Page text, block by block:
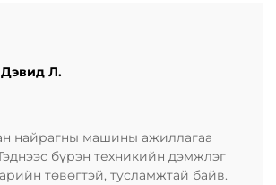
Дэвид Л.
найрагны машины ажиллагаа
бүрэн техникийн дэмжлэг
төвөгтэй, тусламжтай байв.